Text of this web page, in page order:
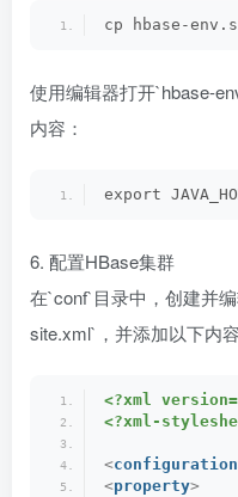
cp hbase-
使用编辑器打开`hbase-
内容：
export
6. 配置HBase集群
在`conf`目录中，创建并
site.xml`，并添加以下内
<?xml
<?xml-
<configuration
<property>